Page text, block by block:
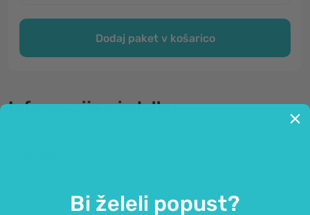
Dodaj paket v košarico
Informacije o izdelku
Encim nattokinase v kapsulah -
pridobljen iz fermentirane soje.
Bi želeli popust?